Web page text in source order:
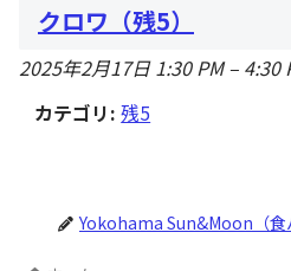
クロワ（残5）
2025年2月17日 1:30 PM– 4:30
カテゴリ: 残5
Yokohama Sun&Moon（食